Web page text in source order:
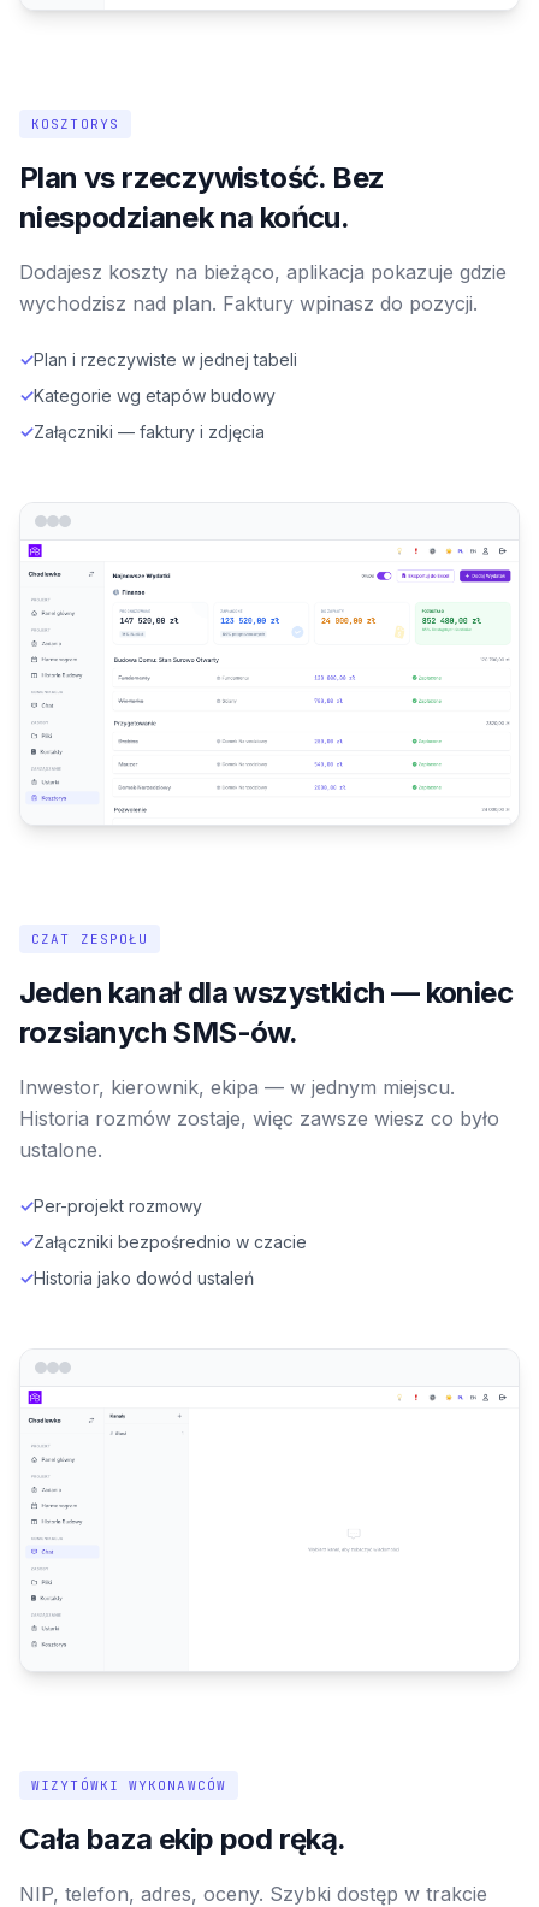
KOSZTORYS
Plan vs rzeczywistość. Bez
niespodzianek na końcu.
Dodajesz koszty na bieżąco, aplikacja pokazuje gdzie
wychodzisz nad plan. Faktury wpinasz do pozycji.
✓Plan i rzeczywiste w jednej tabeli
✓Kategorie wg etapów budowy
✓Załączniki — faktury i zdjęcia
CZAT ZESPOŁU
Jeden kanał dla wszystkich — koniec
rozsianych SMS-ów.
Inwestor, kierownik, ekipa — w jednym miejscu.
Historia rozmów zostaje, więc zawsze wiesz co było
ustalone.
✓Per-projekt rozmowy
✓Załączniki bezpośrednio w czacie
✓Historia jako dowód ustaleń
WIZYTÓWKI WYKONAWCÓW
Cała baza ekip pod ręką.
NIP, telefon, adres, oceny. Szybki dostęp w trakcie